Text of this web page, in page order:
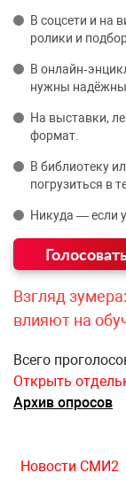
В соцсети и на
ролики и
В
нужны
На выставки,
формат.
В библиотеку
погрузиться в
Никуда — если
Взгляд
влияют на
Всего
Открыть
Архив опросов
Новости СМИ2